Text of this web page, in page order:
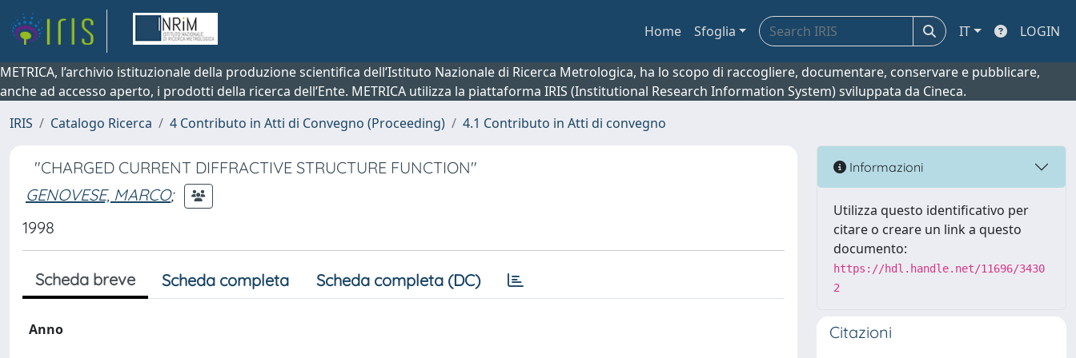
Home Sfoglia IT LOGIN
METRICA, l’archivio istituzionale della produzione scientifica dell’Istituto Nazionale di Ricerca Metrologica, ha lo scopo di raccogliere, documentare, conservare e pubblicare,
anche ad accesso aperto, i prodotti della ricerca dell’Ente. METRICA utilizza la piattaforma IRIS (Institutional Research Information System) sviluppata da Cineca.
IRIS
Catalogo Ricerca 4 Contributo in Atti di Convegno (Proceeding) 4.1 Contributo in Atti di convegno
"CHARGED CURRENT DIFFRACTIVE STRUCTURE FUNCTION"
GENOVESE, MARCO;
1998
Scheda breve Scheda completa Scheda completa (DC)
Anno
Informazioni
Utilizza questo identificativo per
citare o creare un link a questo
documento:
https://hdl.handle.net/11696/3430
2
Citazioni